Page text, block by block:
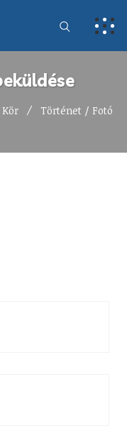
Történet / Fotó